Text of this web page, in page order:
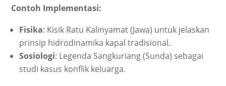
Contoh Implementasi:
Fisika: Kisik Ratu Kalinyamat (Jawa) untuk jelaskan
prinsip hidrodinamika kapal tradisional.
Sosiologi: Legenda Sangkuriang (Sunda) sebagai
studi kasus konflik keluarga.